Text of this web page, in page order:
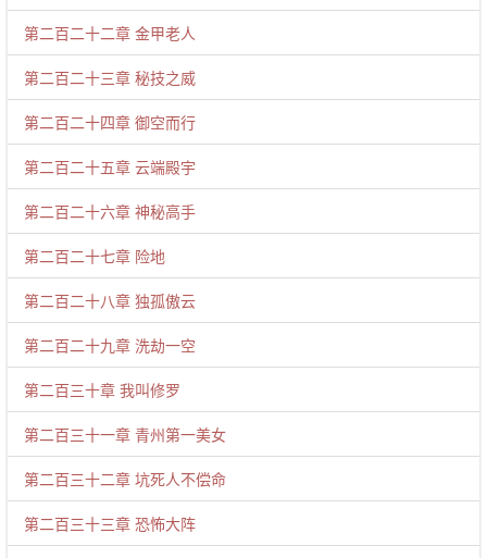
第二百二十二章 金甲老人
第二百二十三章 秘技之威
第二百二十四章 御空而行
第二百二十五章 云端殿宇
第二百二十六章 神秘高手
第二百二十七章 险地
第二百二十八章 独孤傲云
第二百二十九章 洗劫一空
第二百三十章 我叫修罗
第二百三十一章 青州第一美女
第二百三十二章 坑死人不偿命
第二百三十三章 恐怖大阵